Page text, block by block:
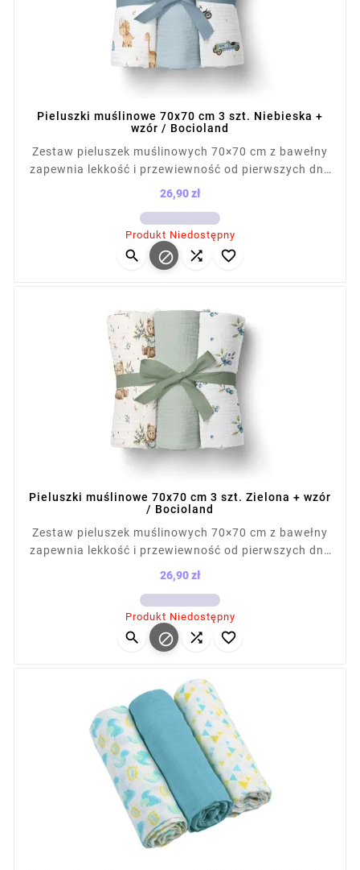
Pieluszki muślinowe 70x70 cm 3 szt. Niebieska +
wzór / Bocioland
Zestaw pieluszek muślinowych 70×70 cm z bawełny
zapewnia lekkość i przewiewność od pierwszych dni.
Miękka struktura nie podrażnia skóry, a naturalne
otulacz, podkład i osłona do karmienia. Łatwe w
praniu, szybkoschnące, praktyczne w codziennej
pielęgnacji dziecka.
26,90 zł
Produkt Niedostępny
   
Pieluszki muślinowe 70x70 cm 3 szt. Zielona + wzór
/ Bocioland
Zestaw pieluszek muślinowych 70×70 cm z bawełny
zapewnia lekkość i przewiewność od pierwszych dni.
Miękka struktura nie podrażnia skóry, a naturalne
gofrowanie zwiększa chłonność. Sprawdzą się jako
otulacz, podkład i osłona do karmienia. Łatwe w
praniu, szybkoschnące, praktyczne w codziennej
pielęgnacji dziecka.
26,90 zł
Produkt Niedostępny
   